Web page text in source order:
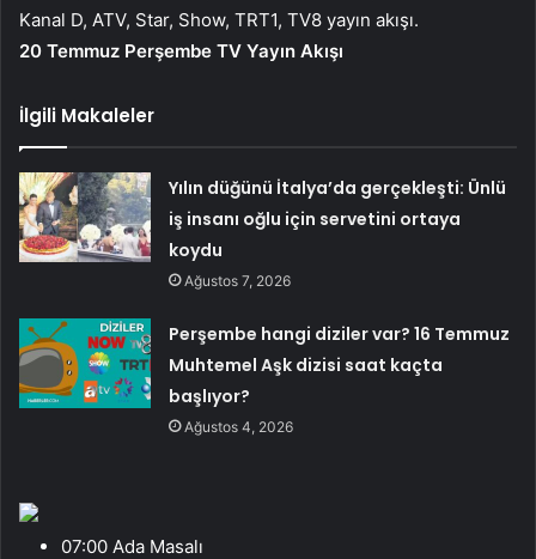
Kanal D, ATV, Star, Show, TRT1, TV8 yayın akışı.
20 Temmuz Perşembe TV Yayın Akışı
İlgili Makaleler
Yılın düğünü İtalya’da gerçekleşti: Ünlü
iş insanı oğlu için servetini ortaya
koydu
Ağustos 7, 2026
Perşembe hangi diziler var? 16 Temmuz
Muhtemel Aşk dizisi saat kaçta
başlıyor?
Ağustos 4, 2026
07:00 Ada Masalı